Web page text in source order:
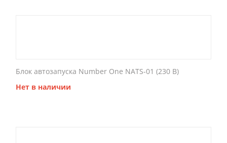
Блок автозапуска Number One NATS-01 (230 В)
Нет в наличии